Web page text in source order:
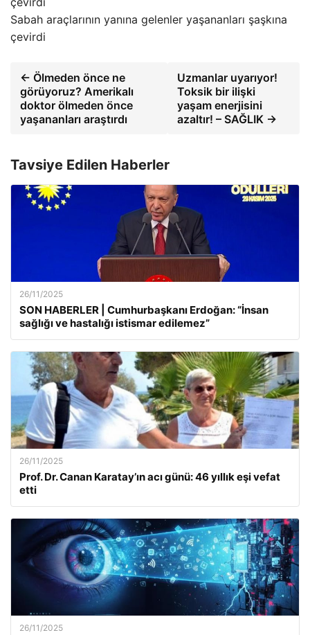
Sabah araçlarının yanına gelenler yaşananları şaşkına
çevirdi
← Ölmeden önce ne
görüyoruz? Amerikalı
doktor ölmeden önce
yaşananları araştırdı
Uzmanlar uyarıyor!
Toksik bir ilişki
yaşam enerjisini
azaltır! – SAĞLIK →
Tavsiye Edilen Haberler
26/11/2025
SON HABERLER | Cumhurbaşkanı Erdoğan: “İnsan
sağlığı ve hastalığı istismar edilemez”
26/11/2025
Prof. Dr. Canan Karatay’ın acı günü: 46 yıllık eşi vefat
etti
26/11/2025